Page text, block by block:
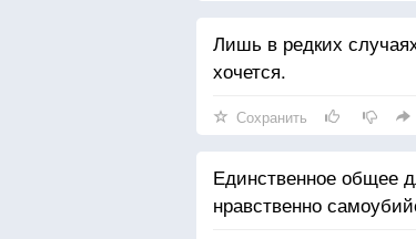
Лишь в редких
хочется.
Сохранить
Единственное общее
нравственно